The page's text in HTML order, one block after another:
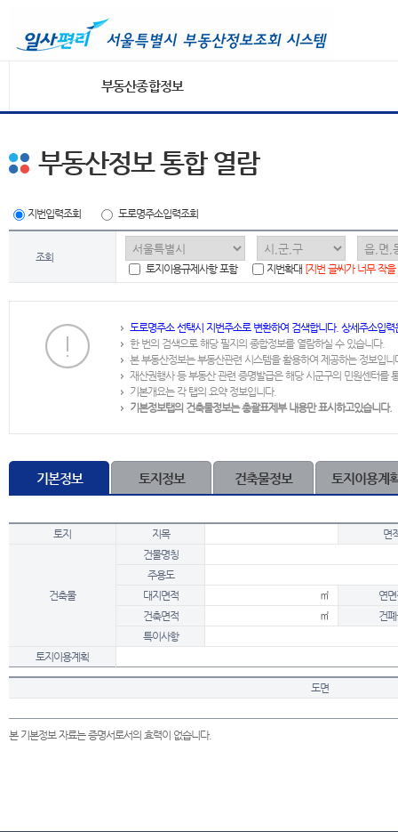
부동산종합정보
부동산정보 통합 열람
지번입력조회 도로명주소입력조회
조회
토지이용규제사항 포함
지번확대 [지번 글씨가 너무 작
도로명주소 선택시 지번주소로 변환하여 검색합니다. 상세주소입
한 번의 검색으로 해당 필지의 종합정보를 열람하실 수 있습니다.
본 부동산정보는 부동산관련 시스템을 활용하여 제공하는 정보입니
재산권행사 등 부동산 관련 증명발급은 해당 시군구의 민원센터를
기본개요는 각 탭의 요약 정보입니다.
기본정보탭의 건축물정보는 총괄표제부 내용만 표시하고있습니다.
기본정보 토지정보 건축물정보 토지이용계
토지 지목 면
건축물
건물명칭
주용도
대지면적
㎡
연
건축면적
㎡
건
특이사항
토지이용계획
도면
본 기본정보 자료는 증명서로서의 효력이 없습니다.